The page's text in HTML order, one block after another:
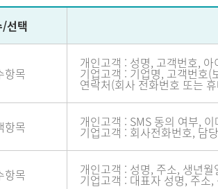
/선택
항목
개인고객 : 성명, 고객번호,
기업고객 : 기업명, 고객번호(
연락처(회사 전화번호 또는
항목
개인고객 : SMS 동의 여부, 이
기업고객 : 회사전화번호, 담
항목 개인고객 : 성명, 주소, 생년월
기업고객 : 대표자 성명, 주소,